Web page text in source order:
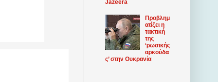
Jazeera
Προβλημ
ατίζει η
τακτική
της
‘ρωσικής
αρκούδα
ς’ στην Ουκρανία